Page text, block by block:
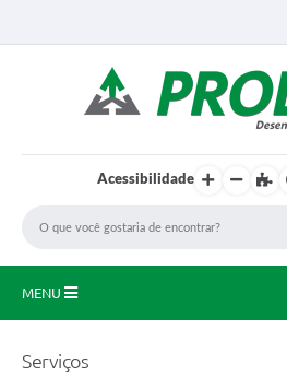
Acessibilidade
MENU
Serviços